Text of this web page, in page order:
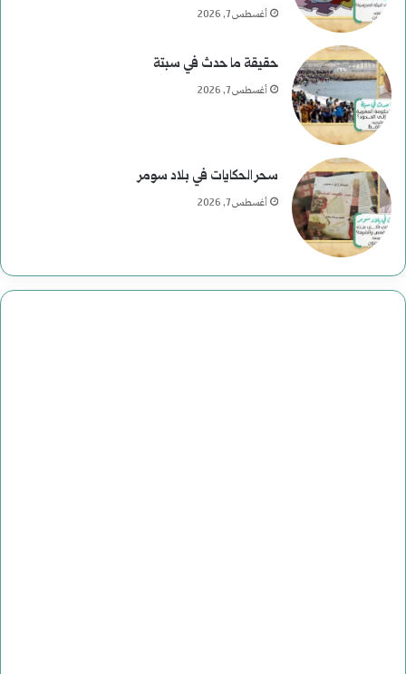
أغسطس 7, 2026
حقيقة ما حدث في سبتة
أغسطس 7, 2026
سحر الحكايات في بلاد سومر
أغسطس 7, 2026